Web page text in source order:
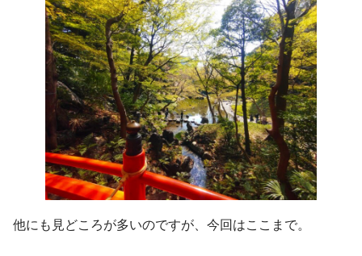
他にも見どころが多いのですが、今回はここまで。